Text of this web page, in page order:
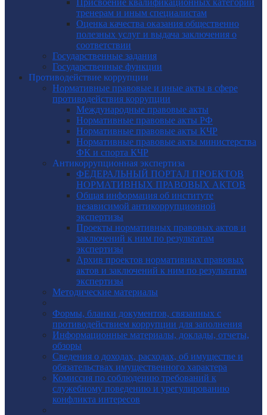
Присвоение квалификационных категорий
тренерам и иным специалистам
Оценка качества оказания общественно
полезных услуг и выдача заключения о
соответствии
Государственные задания
Государственные функции
Противодействие коррупции
Нормативные правовые и иные акты в сфере
противодействия коррупции
Международные правовые акты
Нормативные правовые акты РФ
Нормативные правовые акты КЧР
Нормативные правовые акты министерства
ФК и спорта КЧР
Антикоррупционная экспертиза
ФЕДЕРАЛЬНЫЙ ПОРТАЛ ПРОЕКТОВ
НОРМАТИВНЫХ ПРАВОВЫХ АКТОВ
Общая информация об институте
независимой антикоррупционной
экспертизы
Проекты нормативных правовых актов и
заключений к ним по результатам
экспертизы
Архив проектов нормативных правовых
актов и заключений к ним по результатам
экспертизы
Методические материалы
Формы, бланки документов, связанных с
противодействием коррупции для заполнения
Информационные материалы, доклады, отчеты,
обзоры
Сведения о доходах, расходах, об имуществе и
обязательствах имущественного характера
Комиссия по соблюдению требований к
служебному поведению и урегулированию
конфликта интересов